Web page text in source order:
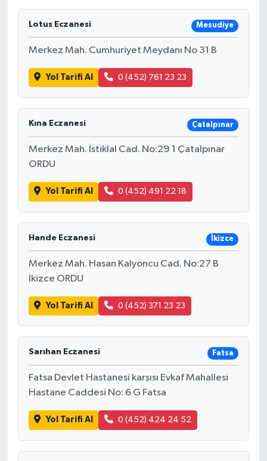
Lotus Eczanesi Mesudiye
Merkez Mah. Cumhuriyet Meydanı No 31 B
Yol Tarifi Al 0 (452) 761 23 23
Kına Eczanesi Çatalpınar
Merkez Mah. İstiklal Cad. No:29 1 Çatalpınar
ORDU
Yol Tarifi Al 0 (452) 491 22 18
Hande Eczanesi İkizce
Merkez Mah. Hasan Kalyoncu Cad. No:27 B
İkizce ORDU
Yol Tarifi Al 0 (452) 371 23 23
Sarıhan Eczanesi Fatsa
Fatsa Devlet Hastanesi karşısı Evkaf Mahallesi
Hastane Caddesi No: 6 G Fatsa
Yol Tarifi Al 0 (452) 424 24 52